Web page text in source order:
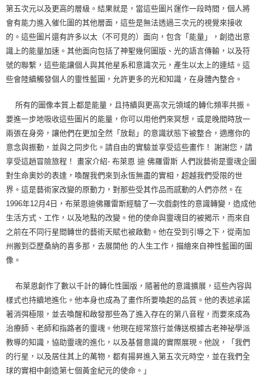
第五次元以及更高的層級。結果就是，當這些圖片運作一段時間，個人將
會有能力進入催化圖的其他層面，這些是無法透過三次元的視覺來接收
的。這些圖片還有許多以太（不可見的）面向，包含「能量」，創造出意
識上的能量加速。其他面向包括了神聖幾何圖版、光的語言傳輸，以及符
號的聯繫，這些能讓個人與其他星系和意識次元，產生以太上的連結。這
些會陸續觸發個人的靈性藍圖，允許更多的光和知識，在身體內整合。
所有的圖像本質上都是能量，且持續與更高次元領域的轉化頻率共振。
要進一步地吸收這些圖片的能量，你可以用他們來冥想，或是晚間時放一
兩張在身旁，讓他們在更加全然「放鬆」的意識狀態下被整合，適應你的
意念與振動，並與之同步化。請自由的實驗並享受這些畫作！ 謝謝您，請
享受這趟冒險旅程！ 畫家介紹- 布萊恩 迪 佛羅雷斯 人們說藝術是靈魂企圖
對生命奧妙的表達，喚醒我們來到永恆無盡的實相，超越我們受限的世
界。這是藝術家改變的原動力，對那些受其作品而感動的人們亦然。在
1996年12月4日，布萊恩迪佛羅雷斯經驗了一次戲劇性的意識轉變，造成他
生活方式、工作，以及地點的改變。他的使命與靈魂目的被揭示，而來自
之前在不同行星間轉世的藝術天賦也被啟動。他在受到引導之下，從南加
州搬到亞歷桑納的喜多那，去展開他 的人生工作，描繪來自神性藍圖的圖
像。
布萊恩創作了數以千計的轉化性圖版，隨著他的意識擴展，這些內容與
樣式也持續地進化。他本身也成為了畫作所要喚起的品質。他的表述承諾
著消弭極限，並去喚醒和啟發那些為了進入存在的第八音程，而要來成為
治療師、老師和指路者的靈魂。他現在經常旅行並傳送根據古老神祕學派
教導的知識，協助靈魂的進化，以及基督意識的實際展現。他說，「我們
的行星，以及居住其上的萬物，都有揚昇進入第五次元時空，並在我們全
球的實相中創造第七個黃金紀元的使命。」